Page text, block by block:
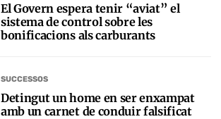
El Govern espera tenir “aviat” el
sistema de control sobre les
bonificacions als carburants
SUCCESSOS
Detingut un home en ser enxampat
amb un carnet de conduir falsificat